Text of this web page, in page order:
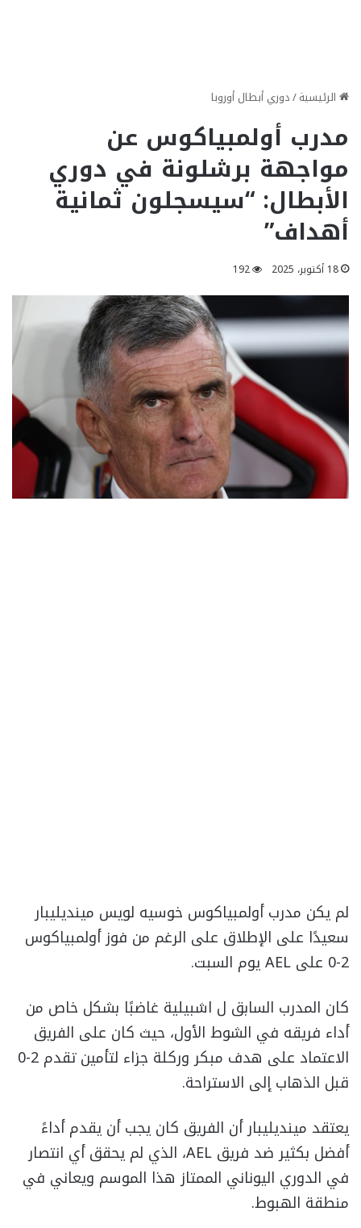
الرئيسية/دوري أبطال أوروبا
مدرب أولمبياكوس عن
مواجهة برشلونة في دوري
الأبطال: “سيسجلون ثمانية
أهداف”
18 أكتوبر، 2025 192
لم يكن مدرب أولمبياكوس خوسيه لويس مينديليبار
سعيدًا على الإطلاق على الرغم من فوز أولمبياكوس
2-0 على AEL يوم السبت.
كان المدرب السابق ل اشبيلية غاضبًا بشكل خاص من
أداء فريقه في الشوط الأول، حيث كان على الفريق
الاعتماد على هدف مبكر وركلة جزاء لتأمين تقدم 2-0
قبل الذهاب إلى الاستراحة.
يعتقد مينديليبار أن الفريق كان يجب أن يقدم أداءً
أفضل بكثير ضد فريق AEL، الذي لم يحقق أي انتصار
في الدوري اليوناني الممتاز هذا الموسم ويعاني في
منطقة الهبوط.